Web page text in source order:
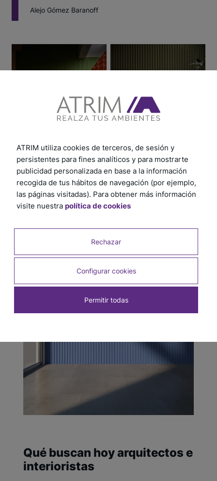
Alejo Gómez Baranoff
Qué buscan hoy arquitectos e
interioristas
ATRIM utiliza cookies de terceros, de sesión y
persistentes para fines analíticos y para mostrarte
publicidad personalizada en base a la información
recogida de tus hábitos de navegación (por ejemplo,
las páginas visitadas). Para obtener más información
visite nuestra política de cookies
Rechazar
Configurar cookies
Permitir todas